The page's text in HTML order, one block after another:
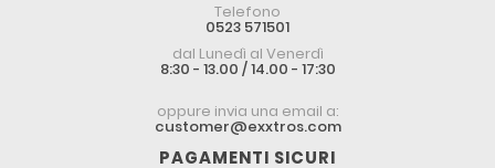
Telefono
0523 571501
dal Lunedì al Venerdì
8:30 - 13.00 / 14.00 - 17:30
oppure invia una email a:
customer@exxtros.com
PAGAMENTI SICURI